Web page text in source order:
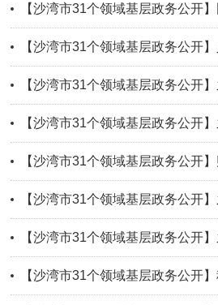
【沙湾市31个领域基层政务公开】国有土地上房屋征收与补偿领域基层政
【沙湾市31个领域基层政务公开】义务教育领域基层政务
【沙湾市31个领域基层政务公开】之（三）重大建设项目领域基层政
【沙湾市31个领域基层政务公开】之（四）公共资源交易领域基层政
【沙湾市31个领域基层政务公开】财政预决算领域基层政务
【沙湾市31个领域基层政务公开】之（六）安全生产领域基层政
【沙湾市31个领域基层政务公开】之（七）救灾生产领域基层政
【沙湾市31个领域基层政务公开】税收管理领域基层政务